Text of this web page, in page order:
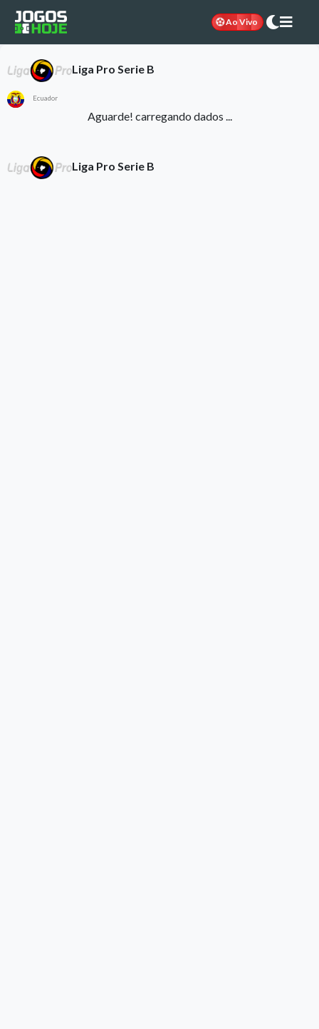
Ao Vivo
Liga Pro Serie B
Ecuador
Aguarde! carregando dados ...
Liga Pro Serie B